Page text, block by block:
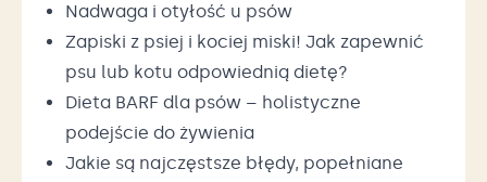
Nadwaga i otyłość u psów
Zapiski z psiej i kociej miski! Jak zapewnić
psu lub kotu odpowiednią dietę?
Dieta BARF dla psów – holistyczne
podejście do żywienia
Jakie są najczęstsze błędy, popełniane